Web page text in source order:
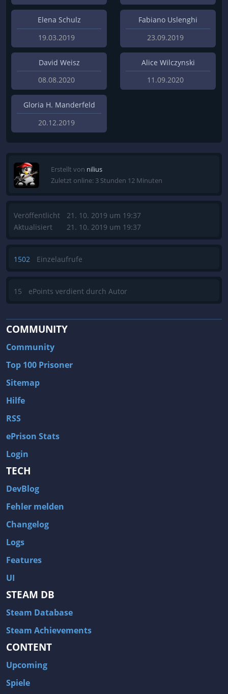
Elena Schulz
19.03.2019
Fabiano Uslenghi
23.09.2019
David Weisz
08.08.2020
Alice Wilczynski
11.09.2020
Gloria H. Manderfeld
20.12.2019
Erstellt von nilius
Zuletzt online: 3 Stunden 12 Minuten
Veröffentlicht
Aktualisiert
21. 10. 2019 um 19:37
21. 10. 2019 um 19:37
1502 Einzelaufrufe
15 ePoints verdient durch Autor
COMMUNITY
Community
Top 100 Prisoner
Sitemap
Hilfe
RSS
ePrison Stats
Login
TECH
DevBlog
Fehler melden
Changelog
Logs
Features
UI
STEAM DB
Steam Database
Steam Achievements
CONTENT
Upcoming
Spiele